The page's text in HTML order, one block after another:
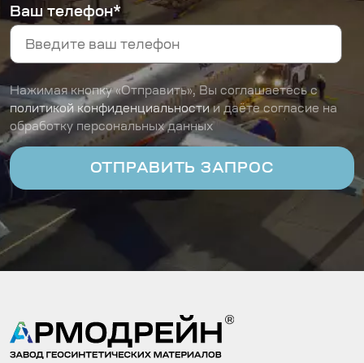
Ваш телефон*
Нажимая кнопку «Отправить», Вы соглашаетесь с
политикой конфиденциальностии даёте согласие на
обработку персональных данных